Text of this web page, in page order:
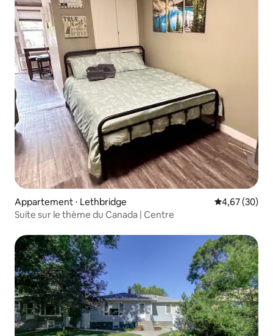
Appartement ⋅ Lethbridge Évaluation
4,67 (30)
Suite sur le thème du Canada | Centre